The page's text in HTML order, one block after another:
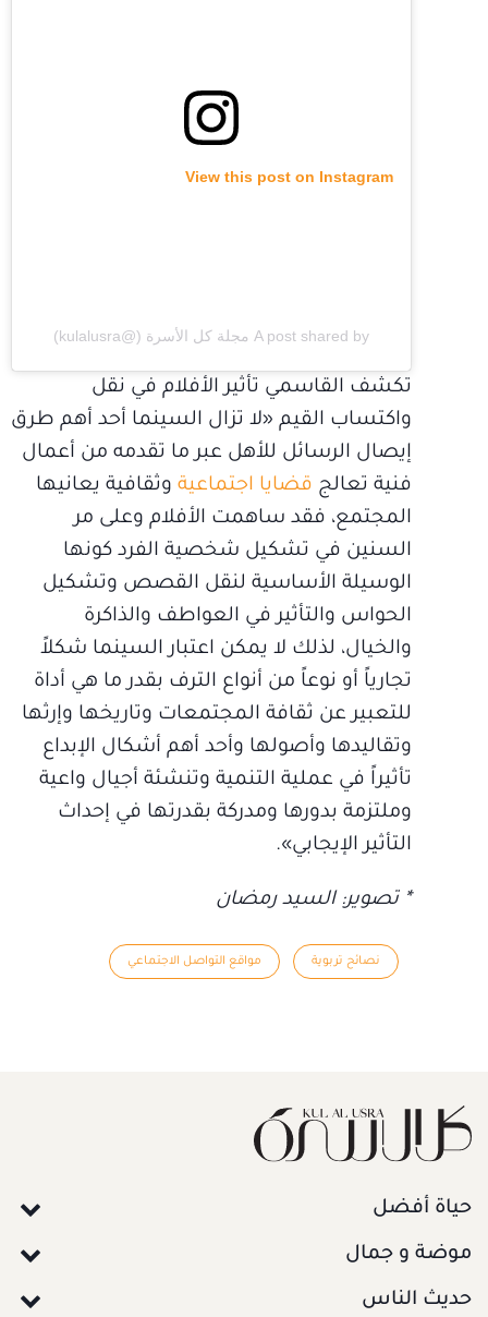
View this post on Instagram
A post shared by مجلة كل الأسرة (@kulalusra)
تكشف القاسمي تأثير الأفلام في نقل
واكتساب القيم «لا تزال السينما أحد أهم طرق
إيصال الرسائل للأهل عبر ما تقدمه من أعمال
فنية تعالج قضايا اجتماعية وثقافية يعانيها
المجتمع، فقد ساهمت الأفلام وعلى مر
السنين في تشكيل شخصية الفرد كونها
الوسيلة الأساسية لنقل القصص وتشكيل
الحواس والتأثير في العواطف والذاكرة
والخيال، لذلك لا يمكن اعتبار السينما شكلاً
تجارياً أو نوعاً من أنواع الترف بقدر ما هي أداة
للتعبير عن ثقافة المجتمعات وتاريخها وإرثها
وتقاليدها وأصولها وأحد أهم أشكال الإبداع
تأثيراً في عملية التنمية وتنشئة أجيال واعية
وملتزمة بدورها ومدركة بقدرتها في إحداث
التأثير الإيجابي».
* تصوير: السيد رمضان
نصائح تربوية مواقع التواصل الاجتماعي
حياة أفضل
موضة و جمال
حديث الناس